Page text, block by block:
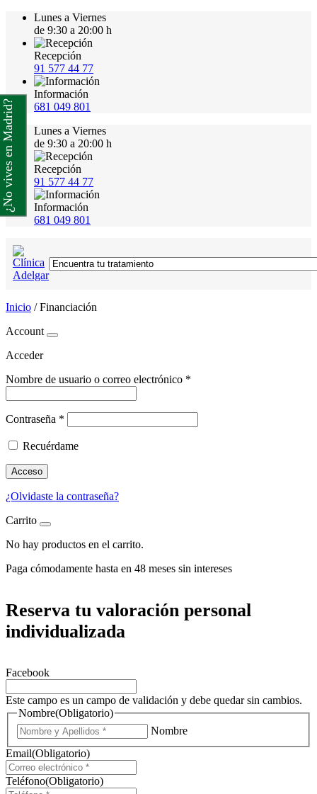
Lunes a Viernes
de 9:30 a 20:00 h
Recepción
91 577 44 77
Información
681 049 801
Lunes a Viernes
de 9:30 a 20:00 h
Recepción
91 577 44 77
Información
681 049 801
Inicio /Financiación
Account
Acceder
Nombre de usuario o correo electrónico *
Contraseña *
Recuérdame
Acceso
¿Olvidaste la contraseña?
Carrito
No hay productos en el carrito.
Paga cómodamente hasta en 48 meses sin intereses
Reserva tu valoración personal
individualizada
Facebook
Este campo es un campo de validación y debe quedar sin cambios.
Nombre(Obligatorio)
Nombre
Email(Obligatorio)
Teléfono(Obligatorio)
¿No vives en Madrid?